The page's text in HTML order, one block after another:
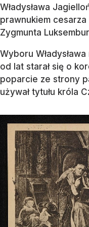
Władysława
prawnukiem
Zygmunta
Wyboru
od lat starał się o
poparcie ze strony
używał tytułu króla